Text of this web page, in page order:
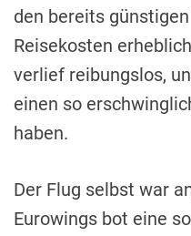
den bereits
Reisekosten
verlief reibungslos,
einen so
haben.
Der Flug selbst war
Eurowings bot eine